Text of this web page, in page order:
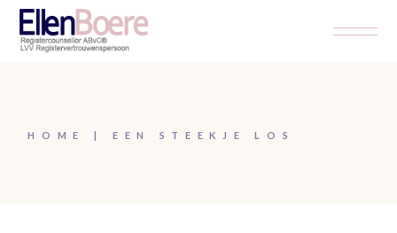
Skip
content
HOME EEN STEEKJE LOS